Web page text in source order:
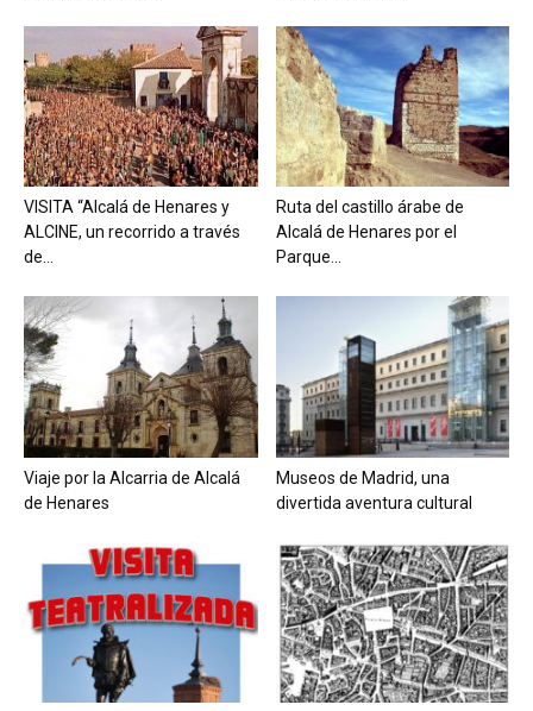
VISITA “Alcalá de Henares y
ALCINE, un recorrido a través
de...
Ruta del castillo árabe de
Alcalá de Henares por el
Parque...
Viaje por la Alcarria de Alcalá
de Henares
Museos de Madrid, una
divertida aventura cultural